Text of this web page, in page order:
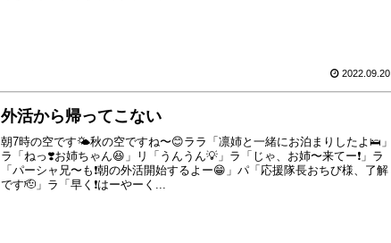
2022.09.20
外活から帰ってこない
朝7時の空です🌤秋の空ですね〜😊ララ「凛姉と一緒にお泊まりしたよ🛌」
ラ「ねっ❣️お姉ちゃん😆」リ「うんうん💡」ラ「じゃ、お姉〜来てー❗️」ラ
「パーシャ兄〜も❗️朝の外活開始するよー😁」パ「応援隊長おちび様、了解
です🫡」ラ「早く❗️はーやーく...